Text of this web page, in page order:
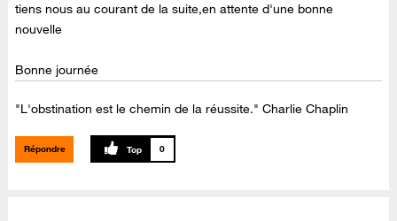
tiens nous au courant de la suite,en attente d'une bonne
nouvelle
Bonne journée
"L'obstination est le chemin de la réussite." Charlie Chaplin
Répondre 0